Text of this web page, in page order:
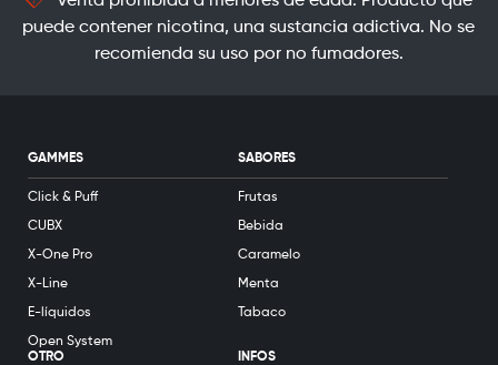
puede contener nicotina, una sustancia adictiva. No se
recomienda su uso por no fumadores.
GAMMES
Click & Puff
CUBX
X-One Pro
X-Line
E-líquidos
Open System
SABORES
Frutas
Bebida
Caramelo
Menta
Tabaco
OTRO INFOS